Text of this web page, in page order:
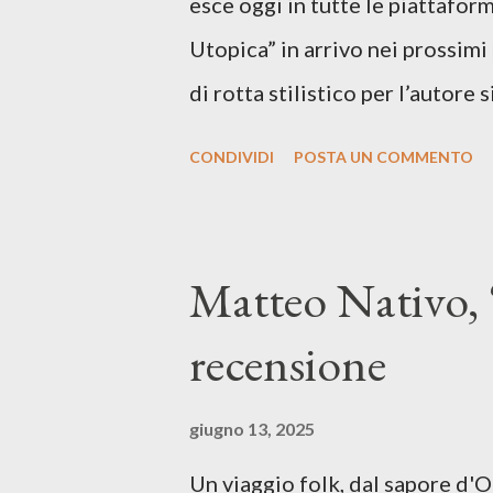
Utopica” in arrivo nei prossimi
di rotta stilistico per l’autore
segnato da guerre,
racconta la difficoltà di
vivere e nel suonare, nel
CONDIVIDI POSTA UN COMMENTO
Matteo Nativo,
recensione
giugno 13, 2025
Un viaggio folk, dal sapore